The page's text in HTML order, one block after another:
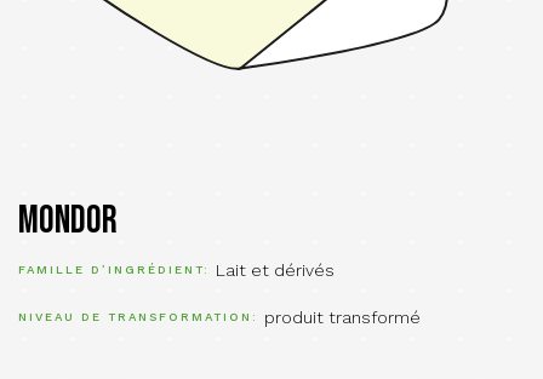
Mondor
FAMILLE D’INGRÉDIENT Lait et dérivés
NIVEAU DE TRANSFORMATION produit transformé